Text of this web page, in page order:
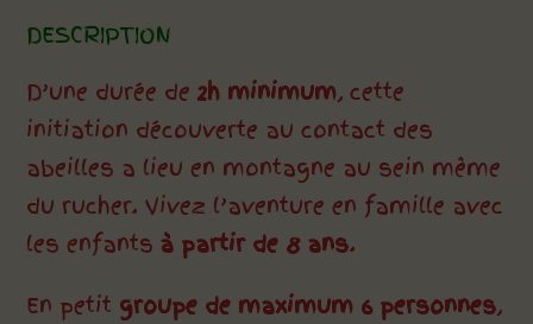
DESCRIPTION
D’une durée de2h minimum, cette
initiation découverte au contact des
abeilles a lieu en montagne au sein même
du rucher. Vivez l’aventure en famille avec
les enfantsà partir de 8 ans.
En petit groupe de maximum 6 personnes,